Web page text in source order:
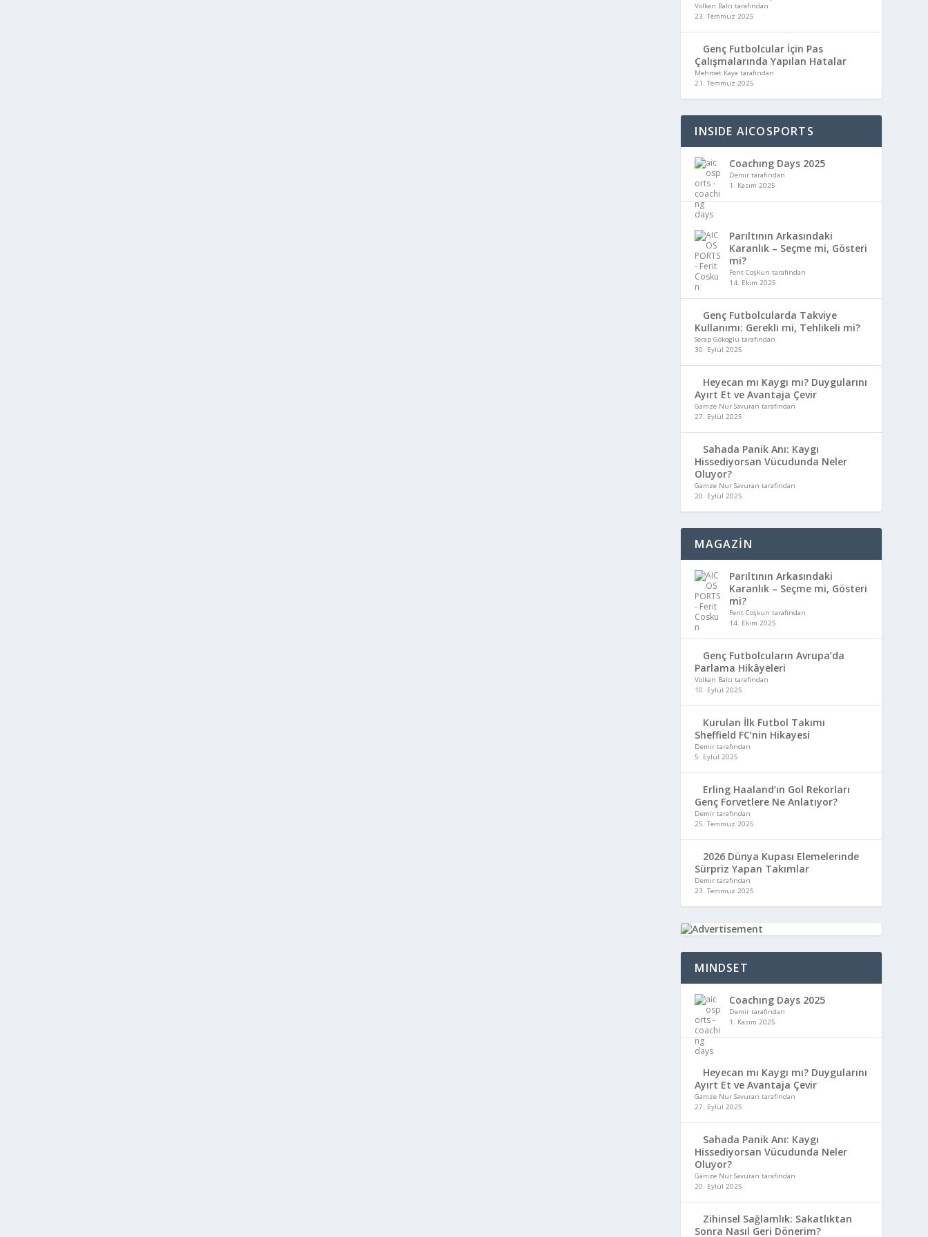
Volkan Balcı tarafından
23. Temmuz 2025
Genç Futbolcular İçin Pas
Çalışmalarında Yapılan Hatalar
Mehmet Kaya tarafından
21. Temmuz 2025
INSIDE AICOSPORTS
Coachıng Days 2025
Demir tarafından
1. Kasım 2025
Parıltının Arkasındaki
Karanlık – Seçme mi, Gösteri
mi?
Ferit Coşkun tarafından
14. Ekim 2025
Genç Futbolcularda Takviye
Kullanımı: Gerekli mi, Tehlikeli mi?
Serap Gökoglu tarafından
30. Eylül 2025
Heyecan mı Kaygı mı? Duygularını
Ayırt Et ve Avantaja Çevir
Gamze Nur Savuran tarafından
27. Eylül 2025
Sahada Panik Anı: Kaygı
Hissediyorsan Vücudunda Neler
Oluyor?
Gamze Nur Savuran tarafından
20. Eylül 2025
MAGAZİN
Parıltının Arkasındaki
Karanlık – Seçme mi, Gösteri
mi?
Ferit Coşkun tarafından
14. Ekim 2025
Genç Futbolcuların Avrupa’da
Parlama Hikâyeleri
Volkan Balcı tarafından
10. Eylül 2025
Kurulan İlk Futbol Takımı
Sheffield FC’nin Hikayesi
Demir tarafından
5. Eylül 2025
Erling Haaland’ın Gol Rekorları
Genç Forvetlere Ne Anlatıyor?
Demir tarafından
25. Temmuz 2025
2026 Dünya Kupası Elemelerinde
Sürpriz Yapan Takımlar
Demir tarafından
23. Temmuz 2025
MINDSET
Coachıng Days 2025
Demir tarafından
1. Kasım 2025
Heyecan mı Kaygı mı? Duygularını
Ayırt Et ve Avantaja Çevir
Gamze Nur Savuran tarafından
27. Eylül 2025
Sahada Panik Anı: Kaygı
Hissediyorsan Vücudunda Neler
Oluyor?
Gamze Nur Savuran tarafından
20. Eylül 2025
Zihinsel Sağlamlık: Sakatlıktan
Sonra Nasıl Geri Dönerim?